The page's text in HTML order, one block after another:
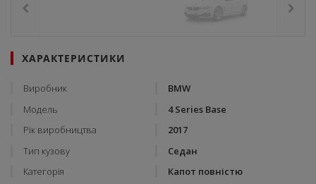
ХАРАКТЕРИСТИКИ
Виробник
BMW
Модель
4 Series Base
Рік виробництва
2017
Тип кузову
Седан
Категорія
Капот повністю